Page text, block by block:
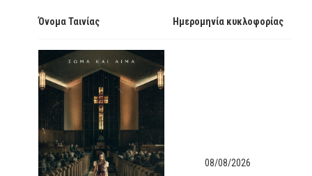
Όνομα Ταινίας Ημερομηνία κυκλοφορίας
08/08/2026